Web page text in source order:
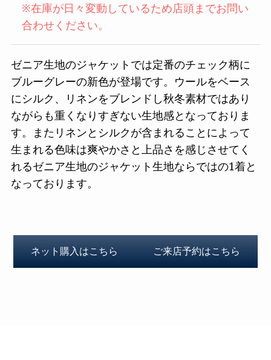
※在庫が日々変動しているため店頭までお問い
合わせください。
ゼニア生地のジャケットでは定番のチェック柄に
ブルーグレーの新色が登場です。ウールをベース
にシルク、リネンをブレンドし秋冬素材ではあり
ながらも重くなりすぎない生地感となっておりま
す。またリネンとシルクが含まれることによって
生まれる色味は爽やかさと上品さを感じさせてく
れるゼニア生地のジャケット生地ならではの1着と
なっております。
ネット購入はこちら ご来店予約はこちら